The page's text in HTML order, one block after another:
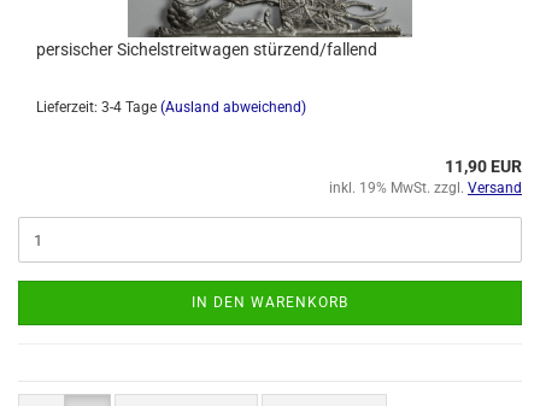
persischer Sichelstreitwagen stürzend/fallend
Lieferzeit: 3-4 Tage (Ausland abweichend)
11,90 EUR
inkl. 19% MwSt. zzgl. Versand
IN DEN WARENKORB